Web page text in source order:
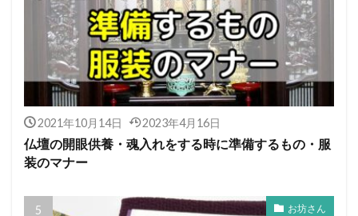
2021年10月14日 2023年4月16日
仏壇の開眼供養・魂入れをする時に準備するもの・服
装のマナー
お坊さん